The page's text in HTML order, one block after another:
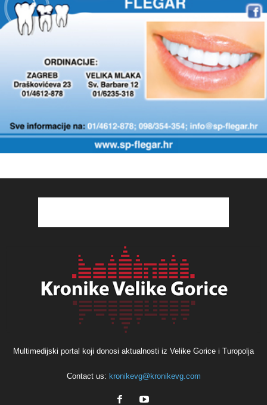
Multimedijski portal koji donosi aktualnosti iz Velike Gorice i Turopolja
Contact us: kronikevg@kronikevg.com